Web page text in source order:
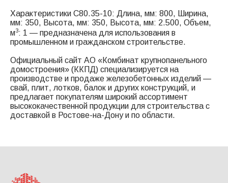
Характеристики С80.35-10: Длина, мм: 800, Ширина,
мм: 350, Высота, мм: 350, Высота, мм: 2.500, Объем,
м3: 1 — предназначена для использования в
промышленном и гражданском строительстве.
Официальный сайт АО «Комбинат крупнопанельного
домостроения» (ККПД) специализируется на
производстве и продаже железобетонных изделий —
свай, плит, лотков, балок и других конструкций, и
предлагает покупателям широкий ассортимент
высококачественной продукции для строительства с
доставкой в Ростове-на-Дону и по области.